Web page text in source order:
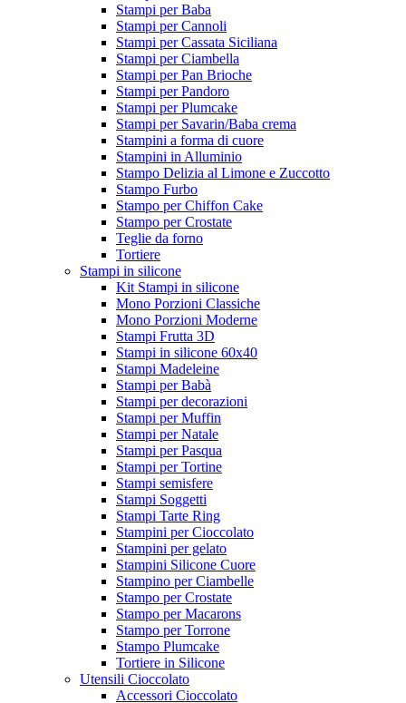
Stampi per Baba
Stampi per Cannoli
Stampi per Cassata Siciliana
Stampi per Ciambella
Stampi per Pan Brioche
Stampi per Pandoro
Stampi per Plumcake
Stampi per Savarin/Baba crema
Stampini a forma di cuore
Stampini in Alluminio
Stampo Delizia al Limone e Zuccotto
Stampo Furbo
Stampo per Chiffon Cake
Stampo per Crostate
Teglie da forno
Tortiere
Stampi in silicone
Kit Stampi in silicone
Mono Porzioni Classiche
Mono Porzioni Moderne
Stampi Frutta 3D
Stampi in silicone 60x40
Stampi Madeleine
Stampi per Babà
Stampi per decorazioni
Stampi per Muffin
Stampi per Natale
Stampi per Pasqua
Stampi per Tortine
Stampi semisfere
Stampi Soggetti
Stampi Tarte Ring
Stampini per Cioccolato
Stampini per gelato
Stampini Silicone Cuore
Stampino per Ciambelle
Stampo per Crostate
Stampo per Macarons
Stampo per Torrone
Stampo Plumcake
Tortiere in Silicone
Utensili Cioccolato
Accessori Cioccolato